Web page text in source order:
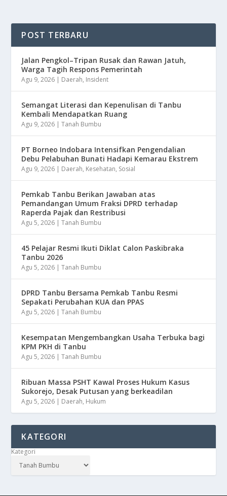
POST TERBARU
Jalan Pengkol–Tripan Rusak dan Rawan Jatuh,
Warga Tagih Respons Pemerintah
Agu 9, 2026 | Daerah, Insident
Semangat Literasi dan Kepenulisan di Tanbu
Kembali Mendapatkan Ruang
Agu 9, 2026 |Tanah Bumbu
​PT Borneo Indobara Intensifkan Pengendalian
Debu Pelabuhan Bunati Hadapi Kemarau Ekstrem
Agu 9, 2026 | Daerah, Kesehatan, Sosial
Pemkab Tanbu Berikan Jawaban atas
Pemandangan Umum Fraksi DPRD terhadap
Raperda Pajak dan Restribusi
Agu 5, 2026 |Tanah Bumbu
45 Pelajar Resmi Ikuti Diklat Calon Paskibraka
Tanbu 2026
Agu 5, 2026 |Tanah Bumbu
DPRD Tanbu Bersama Pemkab Tanbu Resmi
Sepakati Perubahan KUA dan PPAS
Agu 5, 2026 |Tanah Bumbu
Kesempatan Mengembangkan Usaha Terbuka bagi
KPM PKH di Tanbu
Agu 5, 2026 |Tanah Bumbu
Ribuan Massa PSHT Kawal Proses Hukum Kasus
Sukorejo, Desak Putusan yang berkeadilan
Agu 5, 2026 | Daerah, Hukum
KATEGORI
Kategori